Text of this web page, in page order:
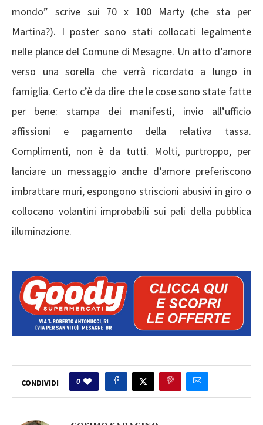
mondo” scrive sui 70 x 100 Marty (che sta per
Martina?). I poster sono stati collocati legalmente
nelle plance del Comune di Mesagne. Un atto d’amore
verso una sorella che verrà ricordato a lungo in
famiglia. Certo c’è da dire che le cose sono state fatte
per bene: stampa dei manifesti, invio all’ufficio
affissioni e pagamento della relativa tassa.
Complimenti, non è da tutti. Molti, purtroppo, per
lanciare un messaggio anche d’amore preferiscono
imbrattare muri, espongono striscioni abusivi in giro o
collocano volantini improbabili sui pali della pubblica
illuminazione.
CONDIVIDI 0